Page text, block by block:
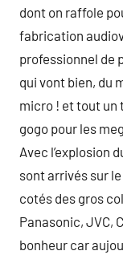
dont on raffole
fabrication
professionnel de
qui vont bien, du
micro ! et tout un
gogo pour les
Avec l’explosion
sont arrivés sur
cotés des gros
Panasonic, JVC,
bonheur car